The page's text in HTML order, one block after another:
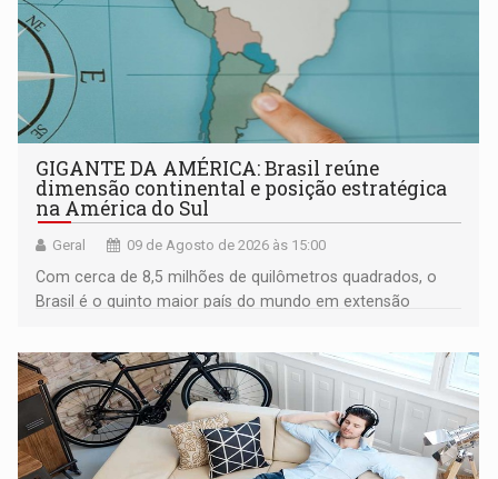
GIGANTE DA AMÉRICA: Brasil reúne
dimensão continental e posição estratégica
na América do Sul
Geral 09 de Agosto de 2026 às 15:00
Com cerca de 8,5 milhões de quilômetros quadrados, o
Brasil é o quinto maior país do mundo em extensão